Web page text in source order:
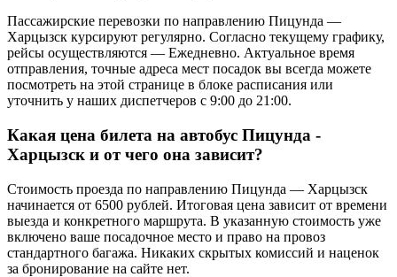
Пассажирские перевозки по направлению Пицунда —
Харцызск курсируют регулярно. Согласно текущему графику,
рейсы осуществляются — Ежедневно. Актуальное время
отправления, точные адреса мест посадок вы всегда можете
посмотреть на этой странице в блоке расписания или
уточнить у наших диспетчеров с 9:00 до 21:00.
Какая цена билета на автобус Пицунда -
Харцызск и от чего она зависит?
Стоимость проезда по направлению Пицунда — Харцызск
начинается от 6500 рублей. Итоговая цена зависит от времени
выезда и конкретного маршрута. В указанную стоимость уже
включено ваше посадочное место и право на провоз
стандартного багажа. Никаких скрытых комиссий и наценок
за бронирование на сайте нет.